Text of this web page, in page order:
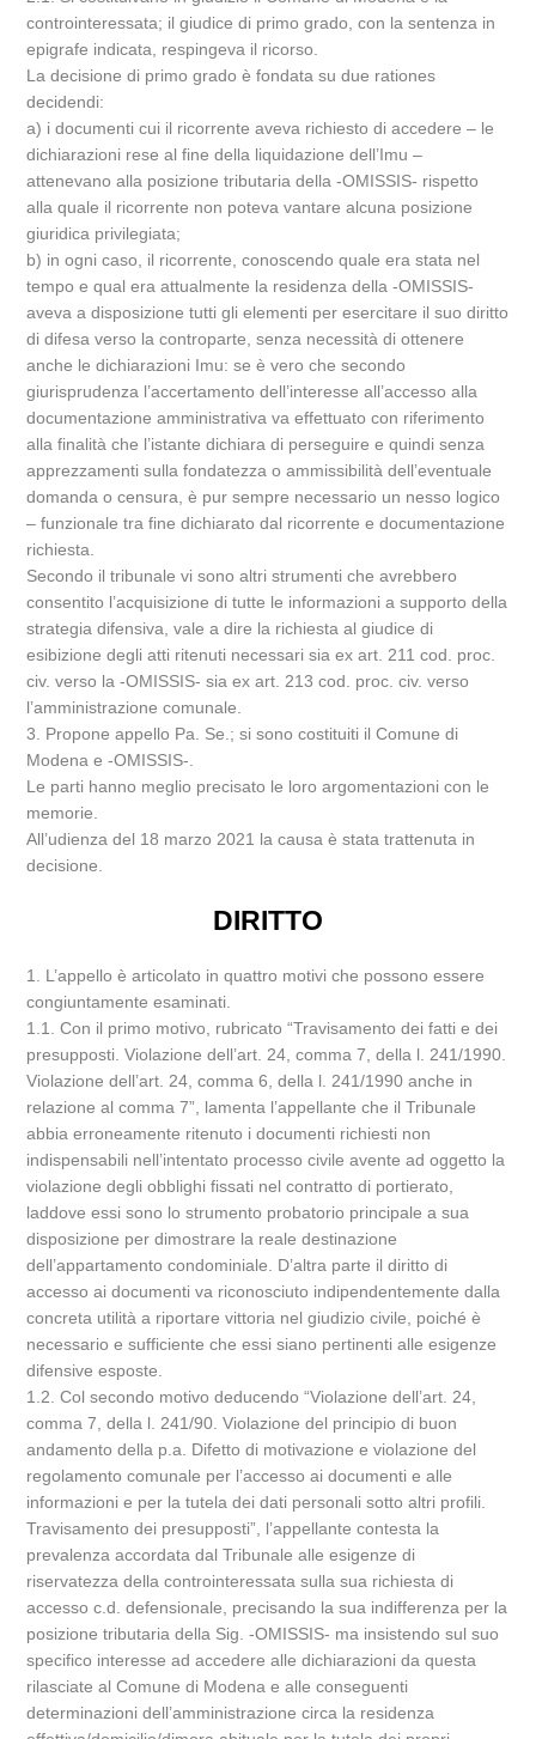
controinteressata; il giudice di primo grado, con la sentenza in
epigrafe indicata, respingeva il ricorso.
La decisione di primo grado è fondata su due rationes
decidendi:
a) i documenti cui il ricorrente aveva richiesto di accedere – le
dichiarazioni rese al fine della liquidazione dell’Imu –
attenevano alla posizione tributaria della -OMISSIS- rispetto
alla quale il ricorrente non poteva vantare alcuna posizione
giuridica privilegiata;
b) in ogni caso, il ricorrente, conoscendo quale era stata nel
tempo e qual era attualmente la residenza della -OMISSIS-
aveva a disposizione tutti gli elementi per esercitare il suo diritto
di difesa verso la controparte, senza necessità di ottenere
anche le dichiarazioni Imu: se è vero che secondo
giurisprudenza l’accertamento dell’interesse all’accesso alla
documentazione amministrativa va effettuato con riferimento
alla finalità che l’istante dichiara di perseguire e quindi senza
apprezzamenti sulla fondatezza o ammissibilità dell’eventuale
domanda o censura, è pur sempre necessario un nesso logico
– funzionale tra fine dichiarato dal ricorrente e documentazione
richiesta.
Secondo il tribunale vi sono altri strumenti che avrebbero
consentito l’acquisizione di tutte le informazioni a supporto della
strategia difensiva, vale a dire la richiesta al giudice di
esibizione degli atti ritenuti necessari sia ex art. 211 cod. proc.
civ. verso la -OMISSIS- sia ex art. 213 cod. proc. civ. verso
l’amministrazione comunale.
3. Propone appello Pa. Se.; si sono costituiti il Comune di
Modena e -OMISSIS-.
Le parti hanno meglio precisato le loro argomentazioni con le
memorie.
All’udienza del 18 marzo 2021 la causa è stata trattenuta in
decisione.
DIRITTO
1. L’appello è articolato in quattro motivi che possono essere
congiuntamente esaminati.
1.1. Con il primo motivo, rubricato “Travisamento dei fatti e dei
presupposti. Violazione dell’art. 24, comma 7, della l. 241/1990.
Violazione dell’art. 24, comma 6, della l. 241/1990 anche in
relazione al comma 7”, lamenta l’appellante che il Tribunale
abbia erroneamente ritenuto i documenti richiesti non
indispensabili nell’intentato processo civile avente ad oggetto la
violazione degli obblighi fissati nel contratto di portierato,
laddove essi sono lo strumento probatorio principale a sua
disposizione per dimostrare la reale destinazione
dell’appartamento condominiale. D’altra parte il diritto di
accesso ai documenti va riconosciuto indipendentemente dalla
concreta utilità a riportare vittoria nel giudizio civile, poiché è
necessario e sufficiente che essi siano pertinenti alle esigenze
difensive esposte.
1.2. Col secondo motivo deducendo “Violazione dell’art. 24,
comma 7, della l. 241/90. Violazione del principio di buon
andamento della p.a. Difetto di motivazione e violazione del
regolamento comunale per l’accesso ai documenti e alle
informazioni e per la tutela dei dati personali sotto altri profili.
Travisamento dei presupposti”, l’appellante contesta la
prevalenza accordata dal Tribunale alle esigenze di
riservatezza della controinteressata sulla sua richiesta di
accesso c.d. defensionale, precisando la sua indifferenza per la
posizione tributaria della Sig. -OMISSIS- ma insistendo sul suo
specifico interesse ad accedere alle dichiarazioni da questa
rilasciate al Comune di Modena e alle conseguenti
determinazioni dell’amministrazione circa la residenza